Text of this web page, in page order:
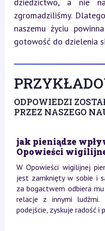
zgromadziliśmy.
naszemu życiu
gotowość do dzielenia
ODPOWIEDZI
PRZEZ NASZEGO
jak pieniądze
Opowieści
W Opowieści wigilijnej
jest zamknięty w sobie i
za bogactwem odbiera
relacje z innymi ludźmi.
podejście, zyskuje radość i